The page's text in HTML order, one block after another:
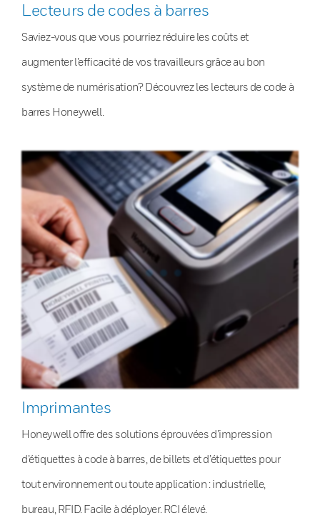
Lecteurs de codes à barres
Saviez-vous que vous pourriez réduire les coûts et
augmenter l’efficacité de vos travailleurs grâce au bon
système de numérisation? Découvrez les lecteurs de code à
barres Honeywell.
Imprimantes
Honeywell offre des solutions éprouvées d’impression
d’étiquettes à code à barres, de billets et d’étiquettes pour
tout environnement ou toute application : industrielle,
bureau, RFID. Facile à déployer. RCI élevé.